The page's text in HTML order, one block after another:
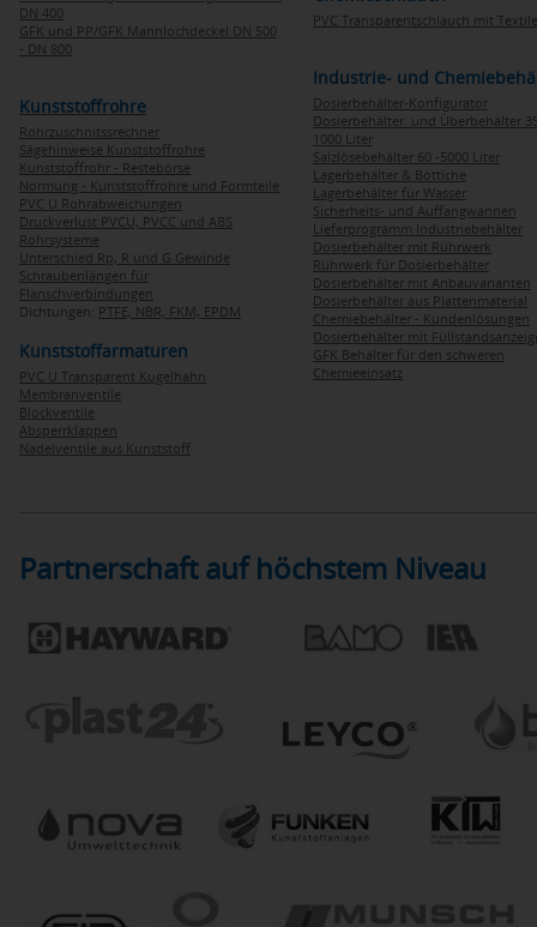
DN 400
GFK und PP/GFK Mannlochdeckel DN 500
- DN 800
Kunststoffrohre
Rohrzuschnitssrechner
Sägehinweise Kunststoffrohre
Kunststoffrohr - Restebörse
Normung - Kunststoffrohre und Formteile
PVC U Rohrabweichungen
Druckverlust PVCU, PVCC und ABS
Rohrsysteme
Unterschied Rp, R und G Gewinde
Schraubenlängen für
Flanschverbindungen
Dichtungen: PTFE, NBR, FKM, EPDM
Kunststoffarmaturen
PVC U Transparent Kugelhahn
Membranventile
Blockventile
Absperrklappen
Nadelventile aus Kunststoff
PVC Transparentschlauch mit
Industrie- und
Dosierbehälter-Konfigurator
Dosierbehälter und Überbehälter
1000 Liter
Salzlösebehälter 60 -5000 Liter
Lagerbehälter & Bottiche
Lagerbehälter für Wasser
Sicherheits- und Auffangwannen
Lieferprogramm Industriebehälter
Dosierbehälter mit Rührwerk
Rührwerk für Dosierbehälter
Dosierbehälter mit Anbauvarianten
Dosierbehälter aus Plattenmaterial
Chemiebehälter - Kundenlösungen
Dosierbehälter mit
GFK Behälter für den schweren
Chemieeinsatz
Partnerschaft auf höchstem Niveau